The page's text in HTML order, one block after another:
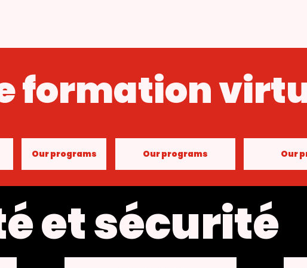
formation
Our programs Our programs Our
et sécurité